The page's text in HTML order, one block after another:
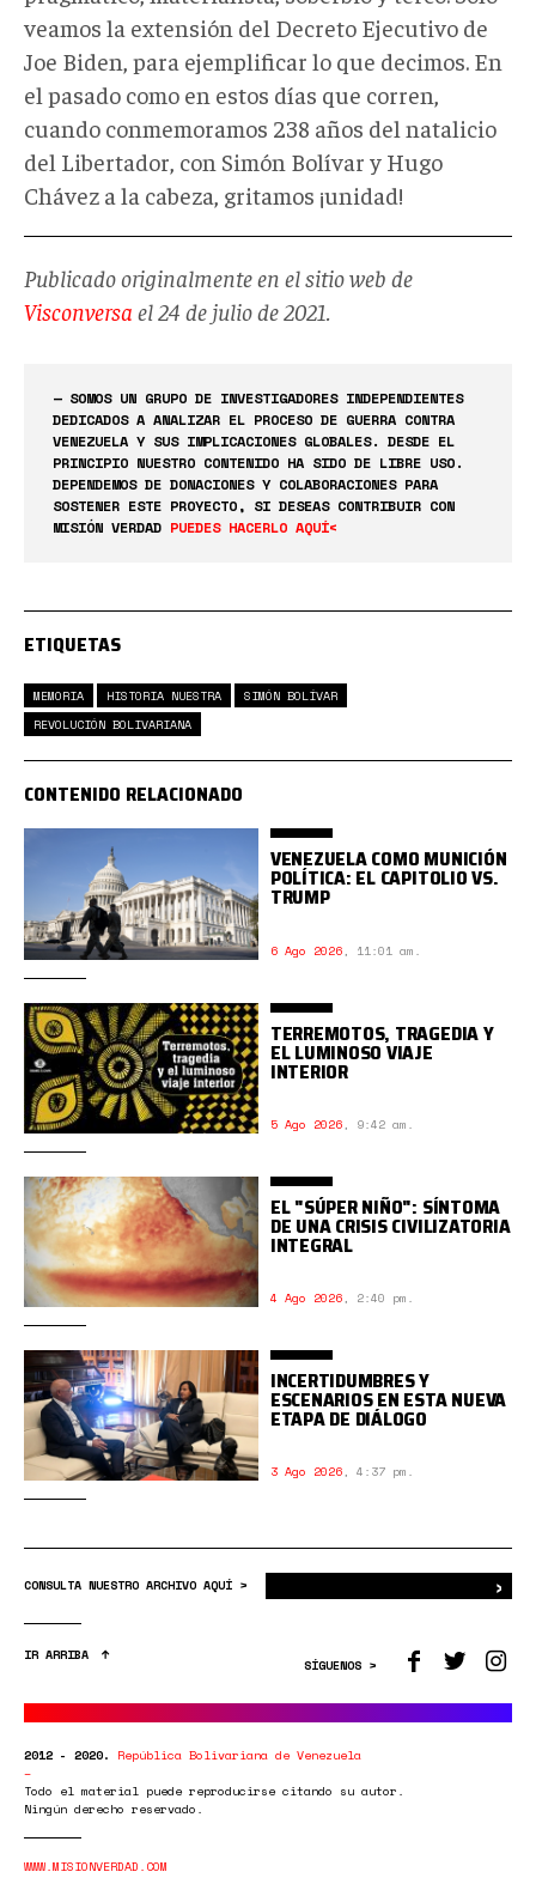
veamos la extensión del Decreto Ejecutivo de
Joe Biden, para ejemplificar lo que decimos. En
el pasado como en estos días que corren,
cuando conmemoramos 238 años del natalicio
del Libertador, con Simón Bolívar y Hugo
Chávez a la cabeza, gritamos ¡unidad!
Publicado originalmente en el sitio web de
Visconversa el 24 de julio de 2021.
— SOMOS UN GRUPO DE INVESTIGADORES INDEPENDIENTES
DEDICADOS A ANALIZAR EL PROCESO DE GUERRA CONTRA
VENEZUELA Y SUS IMPLICACIONES GLOBALES. DESDE EL
PRINCIPIO NUESTRO CONTENIDO HA SIDO DE LIBRE USO.
DEPENDEMOS DE DONACIONES Y COLABORACIONES PARA
SOSTENER ESTE PROYECTO, SI DESEAS CONTRIBUIR CON
MISIÓN VERDAD PUEDES HACERLO AQUÍ<
ETIQUETAS
MEMORIA HISTORIA NUESTRA
SIMÓN BOLÍVAR
REVOLUCIÓN BOLIVARIANA
CONTENIDO RELACIONADO
VENEZUELA COMO MUNICIÓN
POLÍTICA: EL CAPITOLIO VS.
TRUMP
6 Ago 2026, 11:01 am.
TERREMOTOS, TRAGEDIA Y
EL LUMINOSO VIAJE
INTERIOR
5 Ago 2026, 9:42 am.
EL "SÚPER NIÑO": SÍNTOMA
DE UNA CRISIS CIVILIZATORIA
INTEGRAL
4 Ago 2026, 2:40 pm.
INCERTIDUMBRES Y
ESCENARIOS EN ESTA NUEVA
ETAPA DE DIÁLOGO
3 Ago 2026, 4:37 pm.
CONSULTA NUESTRO ARCHIVO AQUÍ > ›
IR ARRIBA
SÍGUENOS >
2012 - 2020. República Bolivariana de Venezuela
Todo el material puede reproducirse citando su autor.
Ningún derecho reservado.
WWW.MISIONVERDAD.COM